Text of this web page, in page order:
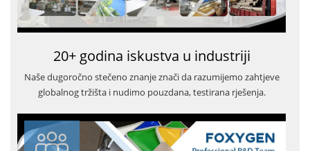
20+ godina iskustva u industriji
Naše dugoročno stečeno znanje znači da razumijemo zahtjeve
globalnog tržišta i nudimo pouzdana, testirana rješenja.